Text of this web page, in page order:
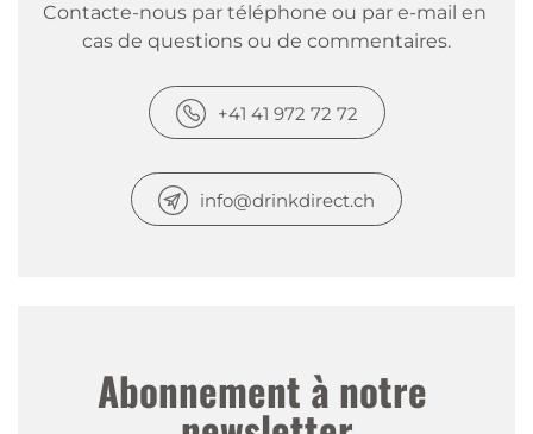
Contacte-nous par téléphone ou par e-mail en
cas de questions ou de commentaires.
+41 41 972 72 72
info@drinkdirect.ch
Abonnement à notre